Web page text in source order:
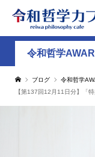
令和哲学
ブログ 令和哲学
【第137回12月11日分】「